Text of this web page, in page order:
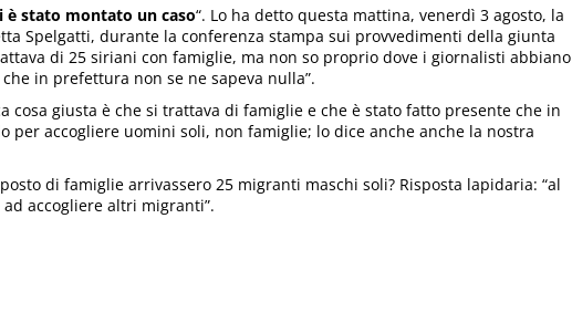
è stato montato un caso“. Lo ha detto questa mattina, venerdì 3 agosto, la
Spelgatti, durante la conferenza stampa sui provvedimenti della giunta
di 25 siriani con famiglie, ma non so proprio dove i giornalisti abbiano
in prefettura non se ne sapeva nulla”.
cosa giusta è che si trattava di famiglie e che è stato fatto presente che in
per accogliere uomini soli, non famiglie; lo dice anche anche la nostra
di famiglie arrivassero 25 migranti maschi soli? Risposta lapidaria: “al
accogliere altri migranti”.